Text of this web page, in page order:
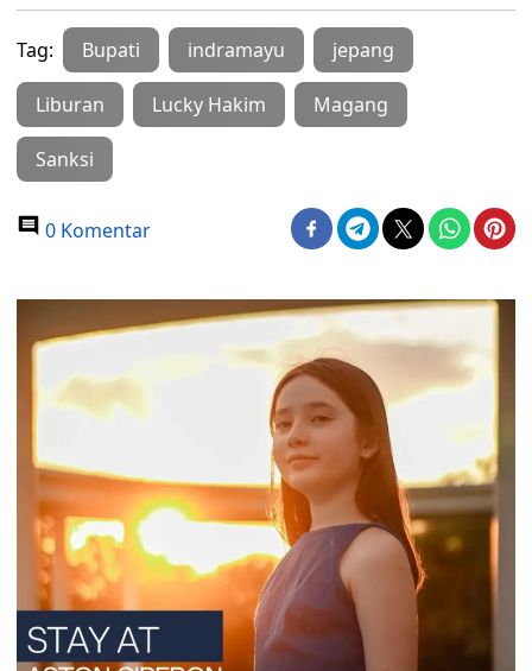
Tag: Bupati indramayu jepang
Liburan Lucky Hakim Magang
Sanksi
0 Komentar